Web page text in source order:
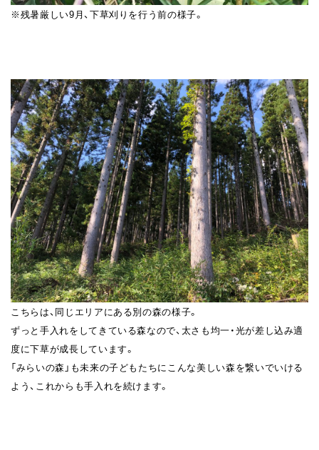
※残暑厳しい9月、下草刈りを行う前の様子。
こちらは、同じエリアにある別の森の様子。
ずっと手入れをしてきている森なので、太さも均一・光が差し込み適
度に下草が成長しています。
「みらいの森」も未来の子どもたちにこんな美しい森を繋いでいける
よう、これからも手入れを続けます。